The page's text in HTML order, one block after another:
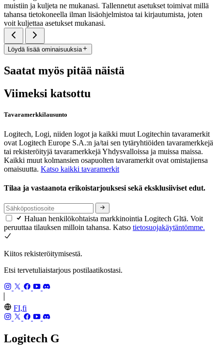
muistiin ja kuljeta ne mukanasi. Tallennetut asetukset toimivat millä
tahansa tietokoneella ilman lisäohjelmistoa tai kirjautumista, joten
voit kuljettaa asetukset mukanasi.
Löydä lisää ominaisuuksia
Saatat myös pitää näistä
Viimeksi katsottu
Tavaramerkkilausunto
Logitech, Logi, niiden logot ja kaikki muut Logitechin tavaramerkit
ovat Logitech Europe S.A.:n ja/tai sen tytäryhtiöiden tavaramerkkejä
tai rekisteröityjä tavaramerkkejä Yhdysvalloissa ja muissa maissa.
Kaikki muut kolmansien osapuolten tavaramerkit ovat omistajiensa
omaisuutta. Katso kaikki tavaramerkit
Tilaa ja vastaanota erikoistarjouksesi sekä eksklusiiviset edut.
Haluan henkilökohtaista markkinointia Logitech Gltä. Voit
peruuttaa tilauksen milloin tahansa. Katso tietosuojakäytäntömme.
Kiitos rekisteröitymisestä.
Etsi tervetuliaistarjous postilaatikostasi.
FI,fi
Logitech G